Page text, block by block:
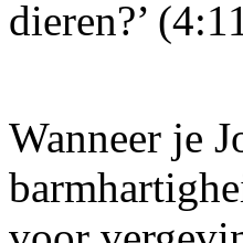
dieren?’
Wanneer je